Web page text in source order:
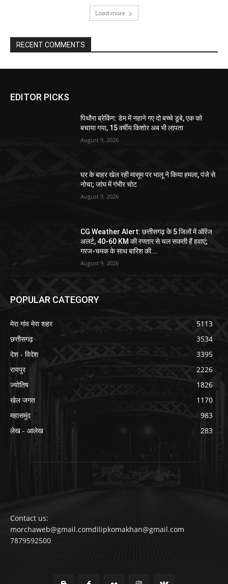
Load more
RECENT COMMENTS
EDITOR PICKS
पिथौरा ब्रेकिंग: डेम में नहाने गए दो बच्चे डूबे, एक को
बचाया गया, 15 वर्षीय किशोर अब भी लापता
August 9, 2026
घर के बाहर खेल रही मासूम पर भालू ने किया हमला, पंजे से
नोचा; जांघ में गंभीर चोट
August 9, 2026
CG Weather Alert: छत्तीसगढ़ के 5 जिलों में ऑरेंज
अलर्ट, 40-60 KM की रफ्तार से चल सकती हैं हवाएं;
गरज-चमक के साथ बारिश की...
August 9, 2026
POPULAR CATEGORY
मेरा गांव मेरा शहर
5113
छत्तीसगढ़
3534
देश - विदेश
3395
रायपुर
2226
ज्योतिष
1826
खेल जगत
1170
महासमुंद
983
लेख - आलेख
283
Contact us:
morchaweb@gmail.comdilipkomakhan@gmail.com
7879592500